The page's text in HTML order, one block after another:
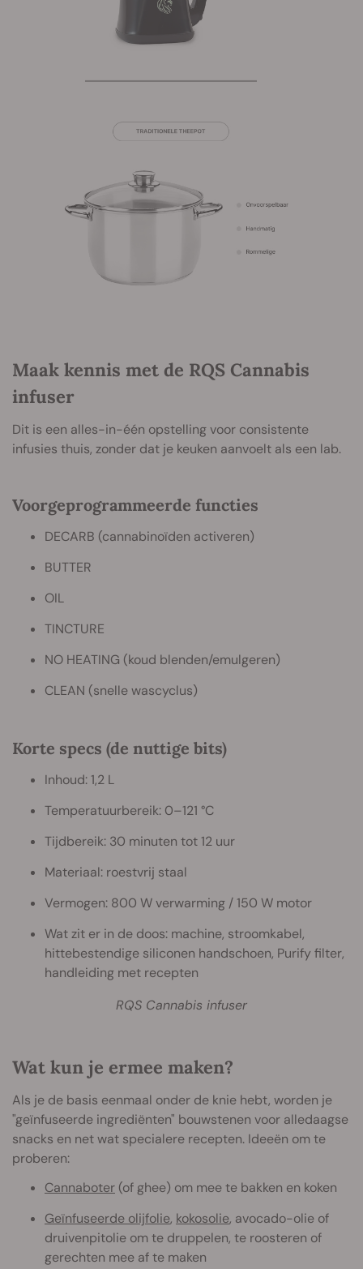
Maak kennis met de RQS Cannabis
infuser
Dit is een alles-in-één opstelling voor consistente
infusies thuis, zonder dat je keuken aanvoelt als een lab.
Voorgeprogrammeerde functies
DECARB (cannabinoïden activeren)
BUTTER
OIL
TINCTURE
NO HEATING (koud blenden/emulgeren)
CLEAN (snelle wascyclus)
Korte specs (de nuttige bits)
Inhoud: 1,2 L
Temperatuurbereik: 0–121 °C
Tijdbereik: 30 minuten tot 12 uur
Materiaal: roestvrij staal
Vermogen: 800 W verwarming / 150 W motor
Wat zit er in de doos: machine, stroomkabel,
hittebestendige siliconen handschoen, Purify filter,
handleiding met recepten
RQS Cannabis infuser
Wat kun je ermee maken?
Als je de basis eenmaal onder de knie hebt, worden je
"geïnfuseerde ingrediënten" bouwstenen voor alledaagse
snacks en net wat specialere recepten. Ideeën om te
proberen:
Cannaboter (of ghee) om mee te bakken en koken
Geïnfuseerde olijfolie, kokosolie, avocado-olie of
druivenpitolie om te druppelen, te roosteren of
gerechten mee af te maken